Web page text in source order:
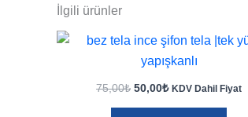
İlgili ürünler
75,00₺ Orijinal
50,00₺ŞuKDV Dahil Fiyat